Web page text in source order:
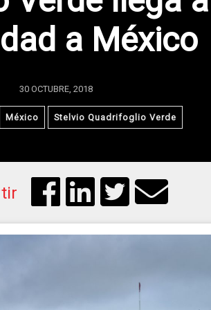
a México
30 OCTUBRE, 2018
México Stelvio Quadrifoglio Verde